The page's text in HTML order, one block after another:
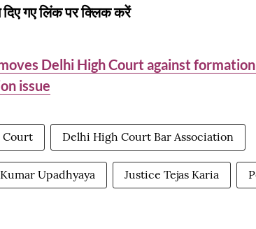
गए लिंक पर क्लिक करें
Delhi High Court against
issue
Court Delhi High Court Bar Association
Upadhyaya Justice Tejas Karia